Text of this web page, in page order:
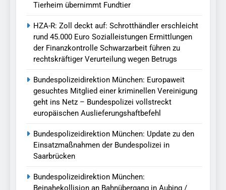
Tierheim übernimmt Fundtier
HZA-R: Zoll deckt auf: Schrotthändler erschleicht
rund 45.000 Euro Sozialleistungen Ermittlungen
der Finanzkontrolle Schwarzarbeit führen zu
rechtskräftiger Verurteilung wegen Betrugs
Bundespolizeidirektion München: Europaweit
gesuchtes Mitglied einer kriminellen Vereinigung
geht ins Netz – Bundespolizei vollstreckt
europäischen Auslieferungshaftbefehl
Bundespolizeidirektion München: Update zu den
Einsatzmaßnahmen der Bundespolizei in
Saarbrücken
Bundespolizeidirektion München:
Beinahekollision an Bahnübergang in Aubing /